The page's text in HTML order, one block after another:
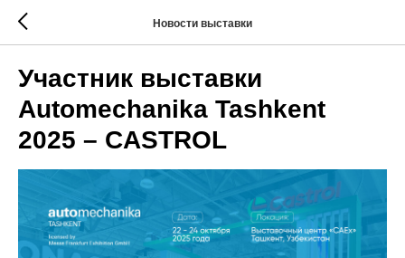
Новости выставки
Участник выставки
Automechanika Tashkent
2025 – CASTROL